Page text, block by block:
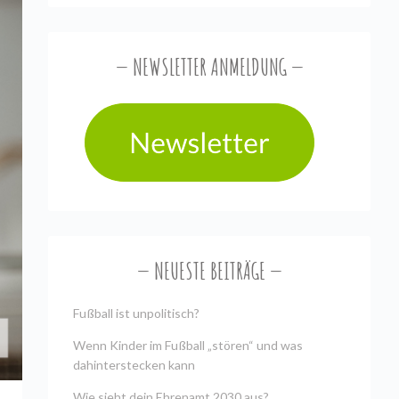
NEWSLETTER ANMELDUNG
NEUESTE BEITRÄGE
Fußball ist unpolitisch?
Wenn Kinder im Fußball „stören“ und was
dahinterstecken kann